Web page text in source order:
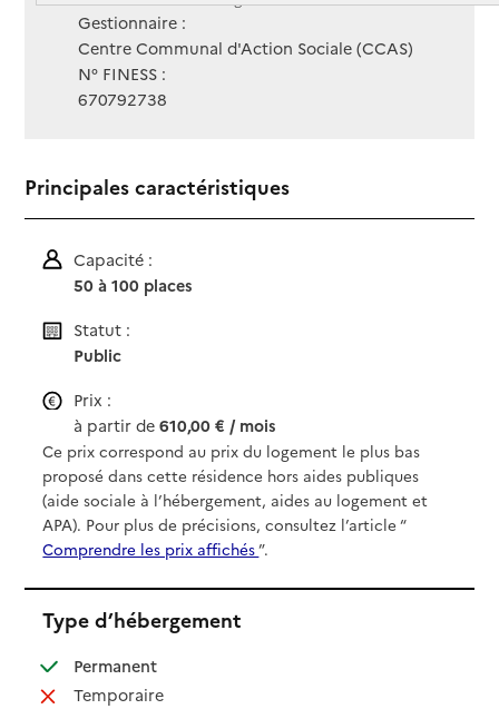
Gestionnaire :
Centre Communal d'Action Sociale (CCAS)
N° FINESS :
670792738
Principales caractéristiques
Capacité :
50 à 100 places
Statut :
Public
Prix :
à partir de610,00 € / mois
Ce prix correspond au prix du logement le plus bas
proposé dans cette résidence hors aides publiques
(aide sociale à l’hébergement, aides au logement et
APA). Pour plus de précisions, consultez l’article “
Comprendre les prix affichés”.
Type d’hébergement
Permanent: disponible
Temporaire: non disponible